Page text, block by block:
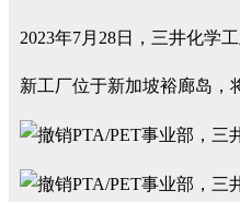
2023年7月28日，三井化学
新工厂位于新加坡裕廊岛，